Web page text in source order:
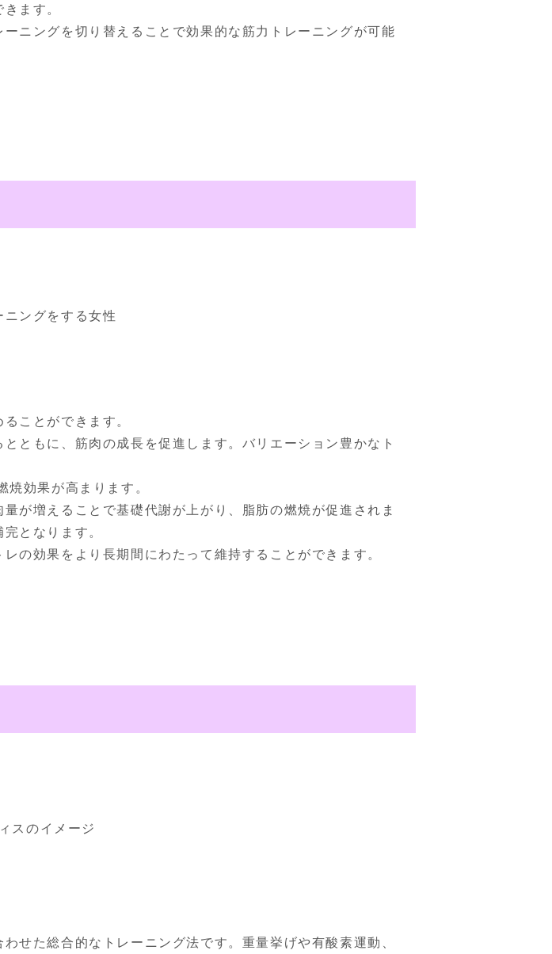
ます。
ニングを切り替えることで効果的な筋力トレーニングが可能
ことができます。
ともに、筋肉の成長を促進します。バリエーション豊かなト
効果が高まります。
が増えることで基礎代謝が上がり、脂肪の燃焼が促進されま
となります。
の効果をより長期間にわたって維持することができます。
せた総合的なトレーニング法です。重量挙げや有酸素運動、